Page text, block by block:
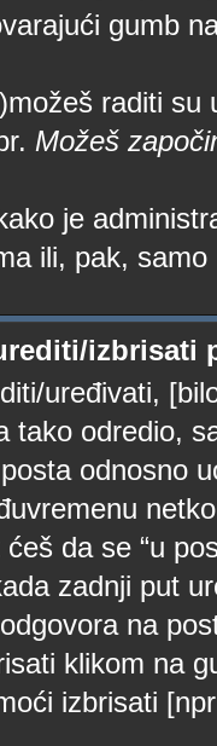
gumb
raditi
Možeš
je
ili, pak,
izbrisati
uređivati,
tako odredio,
odnosno
da se “u
zadnji put
na
klikom na
izbrisati